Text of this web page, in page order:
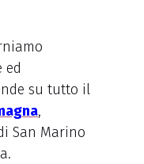
ed
su tutto il
,
San Marino